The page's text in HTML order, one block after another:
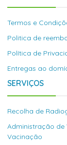
Termos e
Politica de
Política de
Entregas ao
SERVIÇOS
Recolha de
Administração de
Vacinação